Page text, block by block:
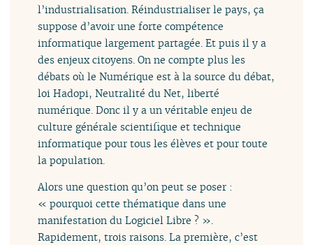
l’industrialisation. Réindustrialiser le pays, ça
suppose d’avoir une forte compétence
informatique largement partagée. Et puis il y a
des enjeux citoyens. On ne compte plus les
débats où le Numérique est à la source du débat,
loi Hadopi, Neutralité du Net, liberté
numérique. Donc il y a un véritable enjeu de
culture générale scientifique et technique
informatique pour tous les élèves et pour toute
la population.
Alors une question qu’on peut se poser :
« pourquoi cette thématique dans une
manifestation du Logiciel Libre ? ».
Rapidement, trois raisons. La première, c’est